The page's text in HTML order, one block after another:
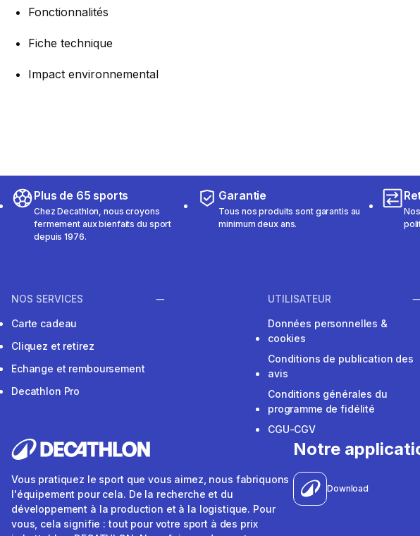
Fonctionnalités
Fiche technique
Impact environnemental
Plus de 65 sports
Chez Decathlon, nous croyons
fermement aux bienfaits du sport
depuis 1976.
Garantie
Tous nos produits sont garantis au
minimum deux ans.
NOS SERVICES
Carte cadeau
Cliquez et retirez
Echange et remboursement
Decathlon Pro
UTILISATEUR
Données personnelles &
cookies
Conditions de publication des
avis
Conditions générales du
programme de fidélité
CGU-CGV
Vous pratiquez le sport que vous aimez, nous fabriquons
l'équipement pour cela. De la recherche et du
développement à la production et à la logistique. Pour
vous, cela signifie : tout pour votre sport à des prix
Notre
Download